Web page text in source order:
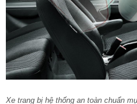
Xe trang bị hệ thống an toàn chuẩn